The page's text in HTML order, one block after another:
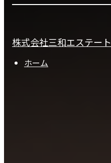
株式会社三和エステート
ホーム